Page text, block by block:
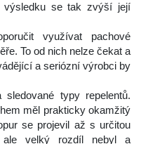
se tak zvýší její
využívat pachové
To od nich nelze čekat a
a seriózní výrobci by
typy repelentů.
měl prakticky okamžitý
se projevil až s určitou
ale velký rozdíl nebyl a